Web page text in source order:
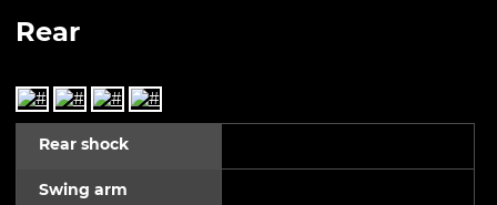
Rear
Rear shock
Swing arm